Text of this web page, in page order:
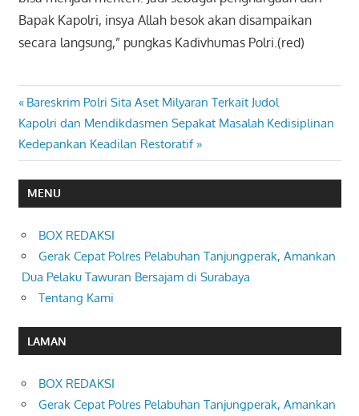
Bapak Kapolri, insya Allah besok akan disampaikan
secara langsung,” pungkas Kadivhumas Polri.(red)
Navigasi
pos
Previous
Post:
Bareskrim Polri Sita Aset Milyaran Terkait Judol
Next
Post:
Kapolri dan Mendikdasmen Sepakat Masalah Kedisiplinan
Kedepankan Keadilan Restoratif
MENU
BOX REDAKSI
Gerak Cepat Polres Pelabuhan Tanjungperak, Amankan
Dua Pelaku Tawuran Bersajam di Surabaya
Tentang Kami
LAMAN
BOX REDAKSI
Gerak Cepat Polres Pelabuhan Tanjungperak, Amankan